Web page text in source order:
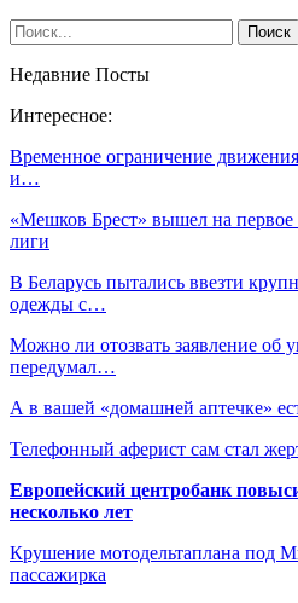
Недавние Посты
Интересное:
Временное ограничение
и…
«Мешков Брест» вышел на
лиги
В Беларусь пытались ввезти
одежды с…
Можно ли отозвать заявление об
передумал…
А в вашей «домашней аптечке»
Телефонный аферист сам стал
Европейский центробанк
несколько лет
Крушение мотодельтаплана под
пассажирка